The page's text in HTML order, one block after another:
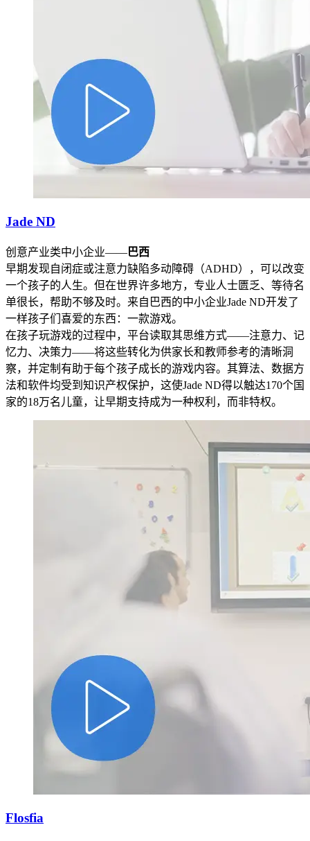
Jade ND
创意产业类中小企业—— 巴西
早期发现自闭症或注意力缺陷多动障碍（ADHD），可以改变
一个孩子的人生。但在世界许多地方，专业人士匮乏、等待名
单很长，帮助不够及时。来自巴西的中小企业Jade ND开发了
一样孩子们喜爱的东西：一款游戏。
在孩子玩游戏的过程中，平台读取其思维方式——注意力、记
忆力、决策力——将这些转化为供家长和教师参考的清晰洞
察，并定制有助于每个孩子成长的游戏内容。其算法、数据方
法和软件均受到知识产权保护，这使Jade ND得以触达170个国
家的18万名儿童，让早期支持成为一种权利，而非特权。
Flosfia